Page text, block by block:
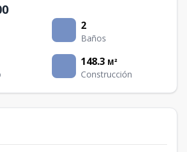
2
Baños
148.3 M²
Construcción